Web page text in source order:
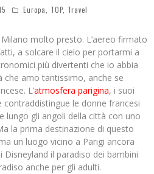
Europa, TOP, Travel
molto presto. L’aereo firmato
a solcare il cielo per portarmi a
più divertenti che io abbia
che amo tantissimo, anche se
L’atmosfera parigina, i suoi
contraddistingue le donne francesi
lungo gli angoli della città con uno
la prima destinazione di questo
un luogo vicino a Parigi ancora
il paradiso dei bambini
anche per gli adulti.